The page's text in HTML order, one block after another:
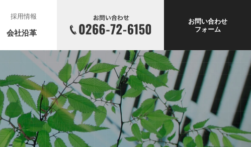
採用情報
会社沿革
お問い合わせ
フォーム